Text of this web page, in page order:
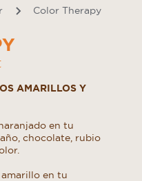
Color Therapy
AMARILLOS Y
en tu
chocolate, rubio
en tu